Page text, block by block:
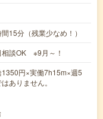
15分（残業少なめ！）
談OK ※9月～！
円×実働7h15m×週5
ありません。